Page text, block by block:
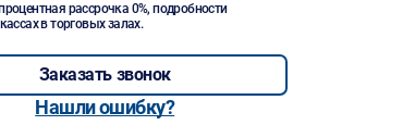
рассрочка 0%, подробности
в торговых залах.
Заказать звонок
Нашли ошибку?